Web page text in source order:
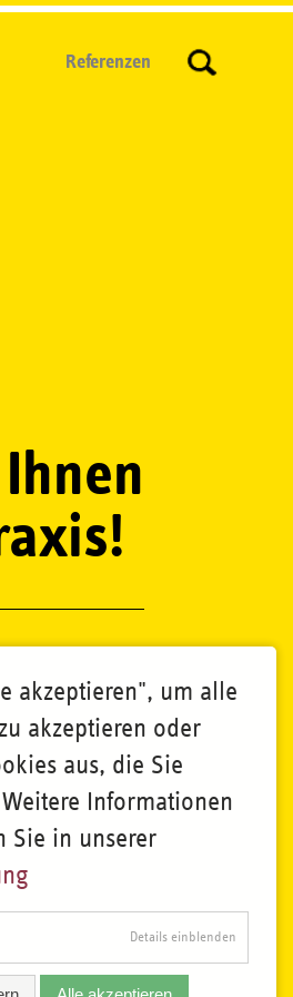
Referenzen
akzeptieren", um alle
akzeptieren oder
aus, die Sie
Informationen
Sie in unserer
Details einblenden